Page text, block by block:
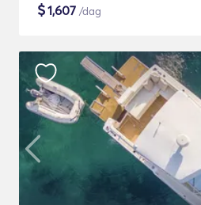
$1,607 /dag